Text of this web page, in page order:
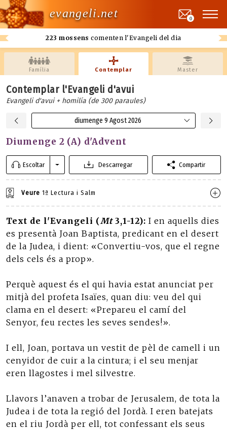
evangeli.net
223 mossens comenten l'Evangeli del dia
0
Família Contemplar Master
Contemplar l'Evangeli d'avui
Evangeli d'avui + homilía (de 300 paraules)
diumenge 9 Agost 2026
Diumenge 2 (A) d'Advent
Escoltar Descarregar Compartir
Veure 1ª Lectura i Salm
Text de l'Evangeli (Mt3,1-12): I en aquells dies
es presentà Joan Baptista, predicant en el desert
de la Judea, i dient: «Convertiu-vos, que el regne
dels cels és a prop».
Perquè aquest és el qui havia estat anunciat per
mitjà del profeta Isaïes, quan diu: veu del qui
clama en el desert: «Prepareu el camí del
Senyor, feu rectes les seves sendes!».
I ell, Joan, portava un vestit de pèl de camell i un
cenyidor de cuir a la cintura; i el seu menjar
eren llagostes i mel silvestre.
Llavors l’anaven a trobar de Jerusalem, de tota la
Judea i de tota la regió del Jordà. I eren batejats
en el riu Jordà per ell, tot confessant els seus